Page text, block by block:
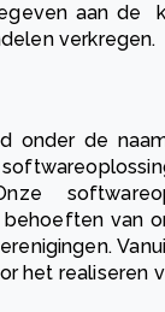
aan de
verkregen.
de naam
van
het realiseren